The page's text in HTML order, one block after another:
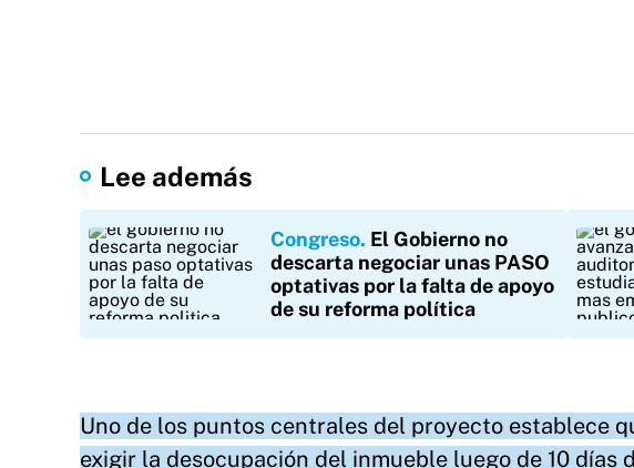
Lee además
Congreso El Gobierno no
descarta negociar unas PASO
optativas por la falta de apoyo
de su reforma política
Uno de los puntos centrales del proyecto establece
exigir la desocupación del inmueble luego de 10